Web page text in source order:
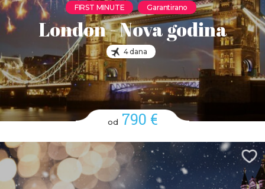
FIRST MINUTE Garantirano
London - Nova godina
4 dana
od 790 €